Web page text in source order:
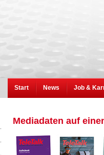
Start News Job &
Mediadaten auf